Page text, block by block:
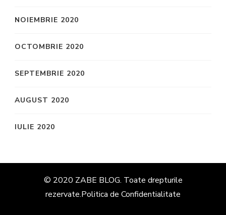
NOIEMBRIE 2020
OCTOMBRIE 2020
SEPTEMBRIE 2020
AUGUST 2020
IULIE 2020
© 2020 ZABE BLOG. Toate drepturile
rezervate.Politica de Confidentialitate